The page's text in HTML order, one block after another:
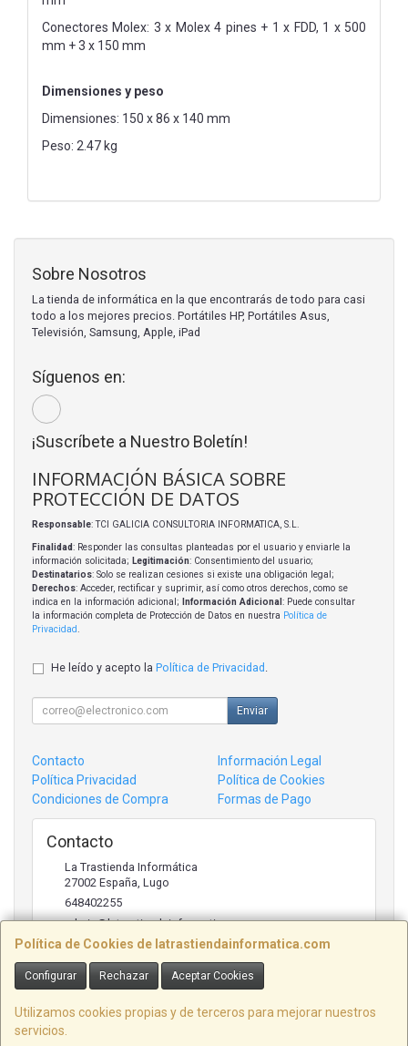
Conectores Molex: 3 x Molex 4 pines + 1 x FDD, 1 x 500
mm + 3 x 150 mm
Dimensiones y peso
Dimensiones: 150 x 86 x 140 mm
Peso: 2.47 kg
Política de Cookies de latrastiendainformatica.com
Configurar Rechazar Aceptar Cookies
Utilizamos cookies propias y de terceros para mejorar nuestros
servicios.
Sobre Nosotros
La tienda de informática en la que encontrarás de todo para casi
todo a los mejores precios. Portátiles HP, Portátiles Asus,
Televisión, Samsung, Apple, iPad
Síguenos en:
¡Suscríbete a Nuestro Boletín!
INFORMACIÓN BÁSICA SOBRE
PROTECCIÓN DE DATOS
Responsable: TCI GALICIA CONSULTORIA INFORMATICA, S.L.
Finalidad: Responder las consultas planteadas por el usuario y enviarle la
información solicitada; Legitimación: Consentimiento del usuario;
Destinatarios: Solo se realizan cesiones si existe una obligación legal;
Derechos: Acceder, rectificar y suprimir, así como otros derechos, como se
indica en la información adicional;
Información Adicional : Puede consultar
la información completa de Protección de Datos en nuestra Política de
Privacidad
He leído y acepto la Política de Privacidad
Enviar
Contacto
Información Legal
Política Privacidad
Política de Cookies
Condiciones de Compra
Formas de Pago
Contacto
La Trastienda Informática
27002 España Lugo
648402255
admin@latrastiendainformatica.com
Horario
09:00h -20:00h